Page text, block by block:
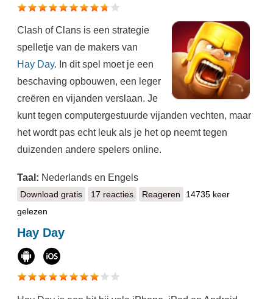
Clash of Clans is een strategie
spelletje van de makers van
Hay Day. In dit spel moet je een
beschaving opbouwen, een leger
creëren en vijanden verslaan. Je
kunt tegen computergestuurde vijanden vechten, maar
het wordt pas echt leuk als je het op neemt tegen
duizenden andere spelers online.
Taal: Nederlands en Engels
Download gratisClash of Clans
17 reacties Reageren
14735 keer
gelezen
Hay Day